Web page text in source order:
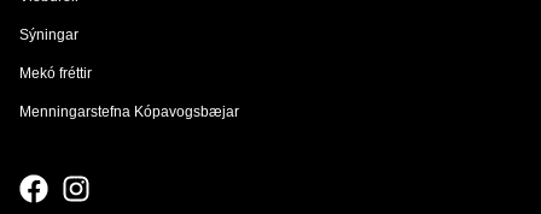
Sýningar
Mekó fréttir
Menningarstefna Kópavogsbæjar